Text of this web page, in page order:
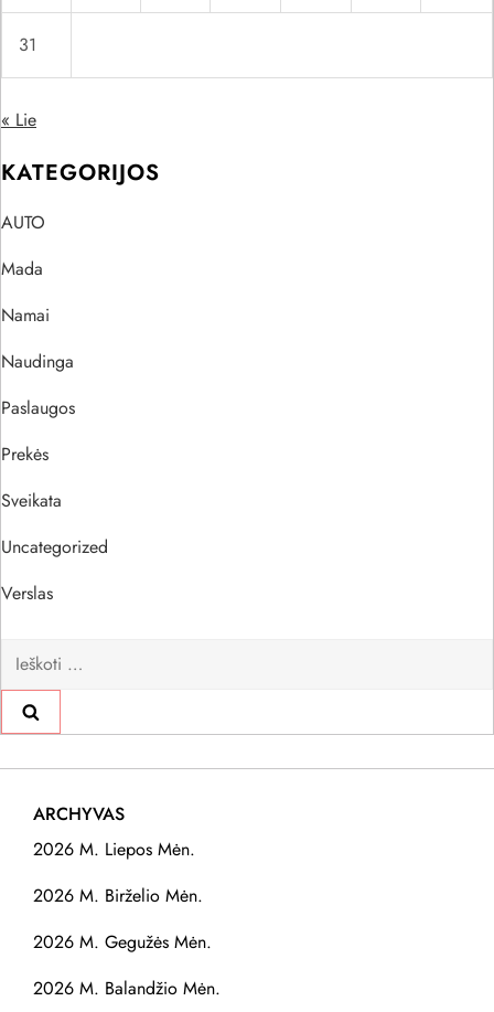
31
« Lie
KATEGORIJOS
AUTO
Mada
Namai
Naudinga
Paslaugos
Prekės
Sveikata
Uncategorized
Verslas
Ieškoti:
ARCHYVAS
2026 M. Liepos Mėn.
2026 M. Birželio Mėn.
2026 M. Gegužės Mėn.
2026 M. Balandžio Mėn.